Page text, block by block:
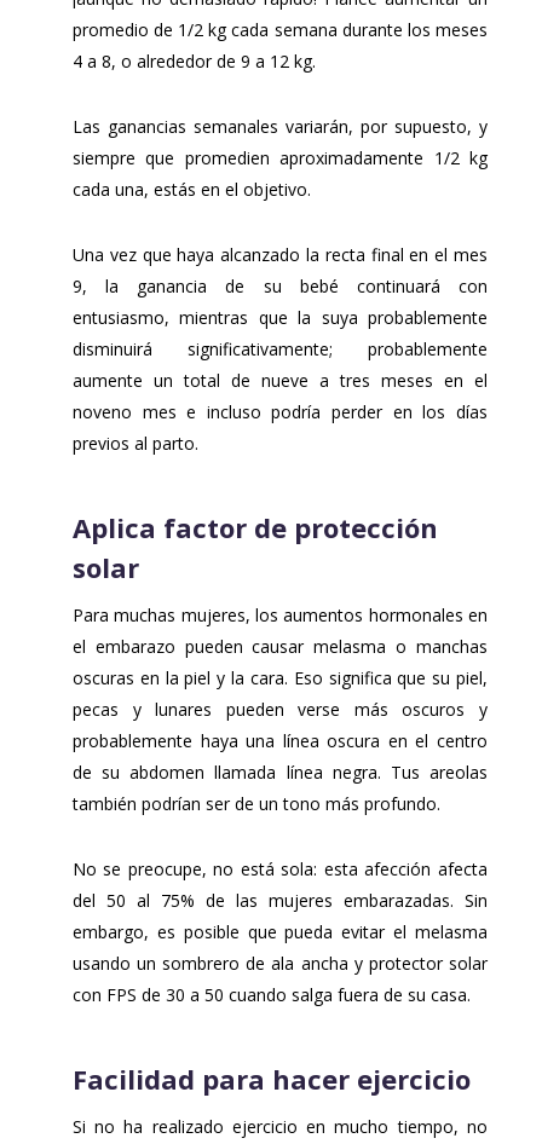
promedio de 1/2 kg cada semana durante los meses
4 a 8, o alrededor de 9 a 12 kg.
Las ganancias semanales variarán, por supuesto, y
siempre que promedien aproximadamente 1/2 kg
cada una, estás en el objetivo.
Una vez que haya alcanzado la recta final en el mes
9, la ganancia de su bebé continuará con
entusiasmo, mientras que la suya probablemente
disminuirá significativamente; probablemente
aumente un total de nueve a tres meses en el
noveno mes e incluso podría perder en los días
previos al parto.
Aplica factor de protección
solar
Para muchas mujeres, los aumentos hormonales en
el embarazo pueden causar melasma o manchas
oscuras en la piel y la cara. Eso significa que su piel,
pecas y lunares pueden verse más oscuros y
probablemente haya una línea oscura en el centro
de su abdomen llamada línea negra. Tus areolas
también podrían ser de un tono más profundo.
No se preocupe, no está sola: esta afección afecta
del 50 al 75% de las mujeres embarazadas. Sin
embargo, es posible que pueda evitar el melasma
usando un sombrero de ala ancha y protector solar
con FPS de 30 a 50 cuando salga fuera de su casa.
Facilidad para hacer ejercicio
Si no ha realizado ejercicio en mucho tiempo, no